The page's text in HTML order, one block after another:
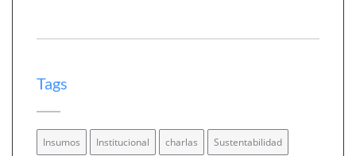
Tags
Insumos Institucional charlas Sustentabilidad